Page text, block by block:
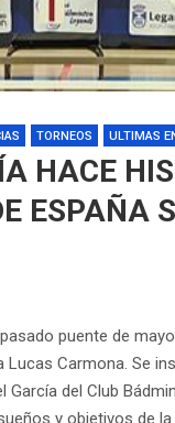
TORNEOS ULTIMAS
HACE
ESPAÑA
puente de
Carmona. Se
del Club
y objetivos de